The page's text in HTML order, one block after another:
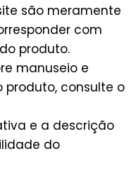
são meramente
com
produto.
manuseio e
consulte o
e a descrição
do